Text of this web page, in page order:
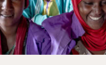
kies het thema of
bijdragen.
belastingvoordeel.
Doneren